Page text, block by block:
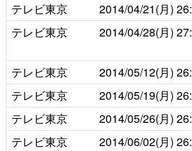
テレビ東京 2014/04/21(月)
テレビ東京 2014/04/28(月)
テレビ東京 2014/05/12(月)
テレビ東京 2014/05/19(月)
テレビ東京 2014/05/26(月)
テレビ東京 2014/06/02(月)